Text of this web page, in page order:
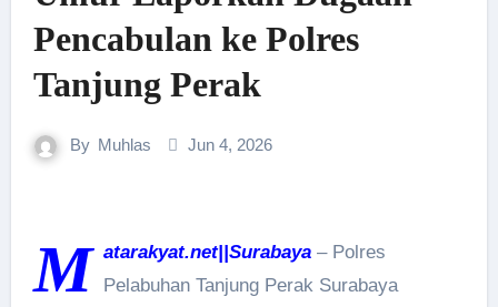
Pencabulan ke Polres
Tanjung Perak
By Muhlas Jun 4, 2026
M atarakyat.net||Surabaya– Polres
Pelabuhan Tanjung Perak Surabaya